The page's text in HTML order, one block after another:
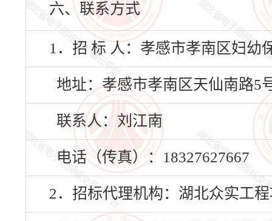
六、联系方式
1．招 标 人：孝感市孝南区妇幼
地址：孝感市孝南区天仙南路5
联系人：刘江南
电话（传真）：18327627667
2．招标代理机构：湖北众实工